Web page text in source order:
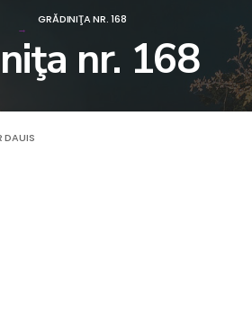
GRĂDINIŢA NR. 168
nr. 168
DAUIS